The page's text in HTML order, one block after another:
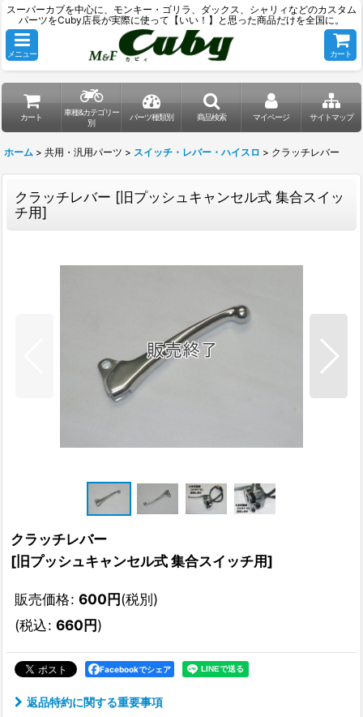
スーパーカブを中心に、モンキー・ゴリラ、ダックス、シャリィなどのカスタム
パーツをCuby店長が実際に使って【いい！】と思った商品だけを全国に。
メニュー カート
カート
車種&カテゴリー
別
パーツ種類別 商品検索 マイページ サイトマップ
ホーム > 共用・汎用パーツ > スイッチ・レバー・ハイスロ > クラッチレバー
クラッチレバー [旧プッシュキャンセル式 集合スイッ
チ用]
クラッチレバー
[旧プッシュキャンセル式 集合スイッチ用]
販売価格: 600円(税別)
(税込: 660円)
Facebookでシェア
返品特約に関する重要事項